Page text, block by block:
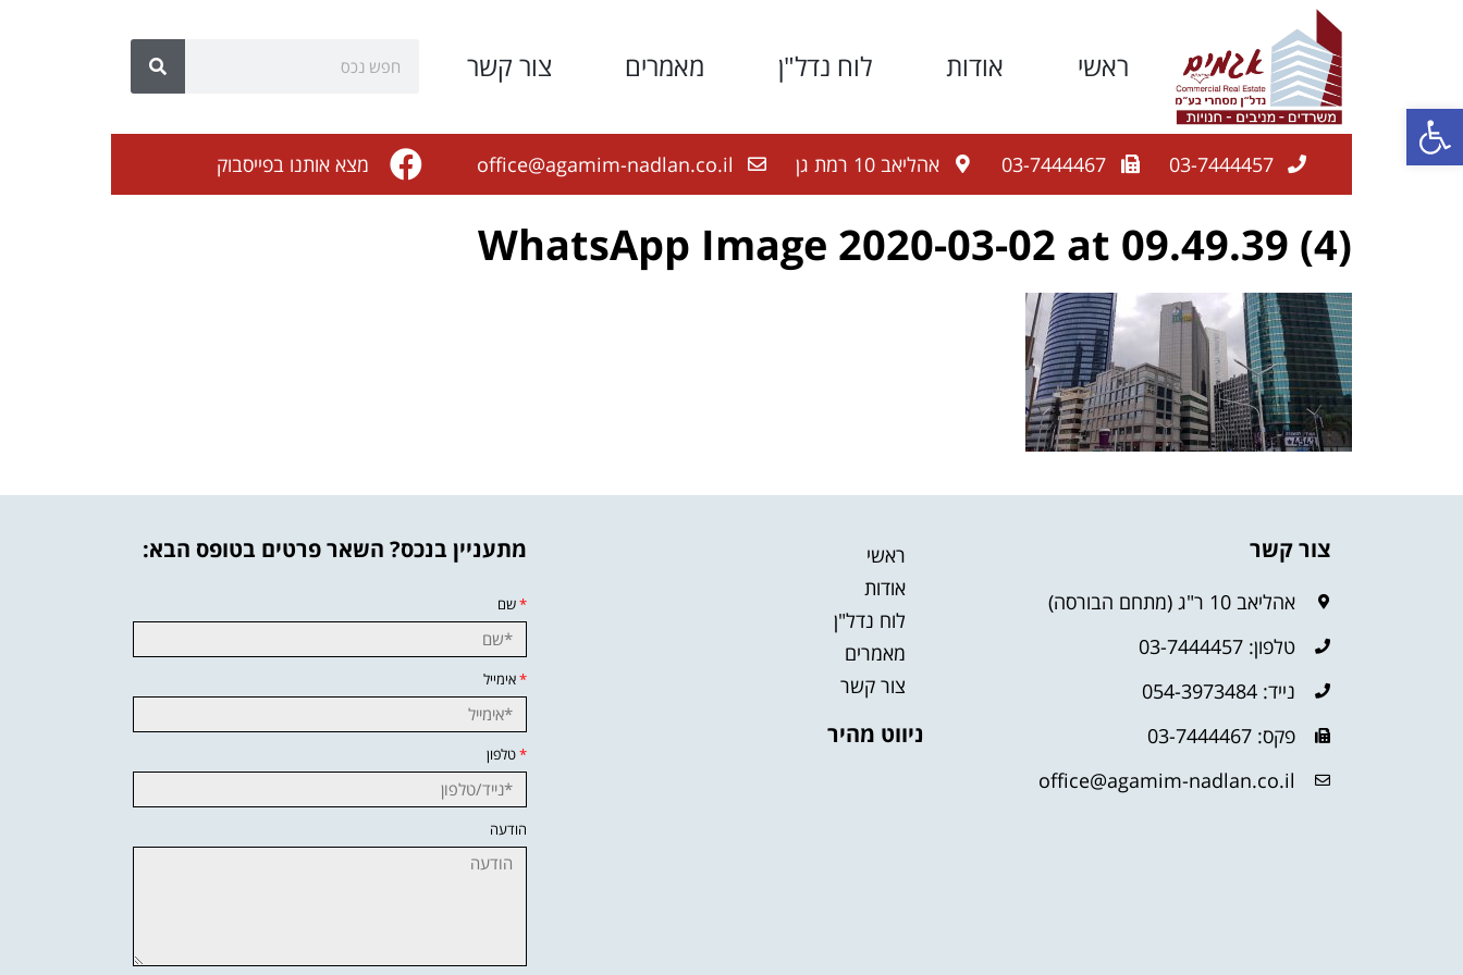
ראשי אודות לוח נדל"ן מאמרים צור קשר
03-7444457
03-7444467 אהליאב 10 רמת גן office@agamim-nadlan.co.il מצא אותנו בפייסבוק
WhatsApp Image 2020-03-02 at 09.49.39 (4)
צור קשר
אהליאב 10 ר"ג (מתחם הבורסה)
טלפון: 03-7444457
נייד: 054-3973484
פקס: 03-7444467
office@agamim-nadlan.co.il
ראשי
אודות
לוח נדל"ן
מאמרים
צור קשר
ניווט מהיר
מתעניין בנכס? השאר פרטים בטופס הבא:
*שם
*אימייל
*טלפון
הודעה
פתח סרגל נגישות